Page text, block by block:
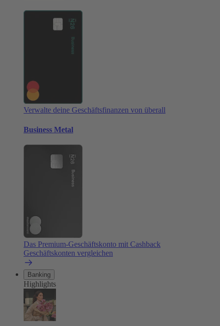
Verwalte deine Geschäftsfinanzen von überall
Business Metal
Das Premium-Geschäftskonto mit Cashback
Geschäftskonten vergleichen
Banking
Highlights